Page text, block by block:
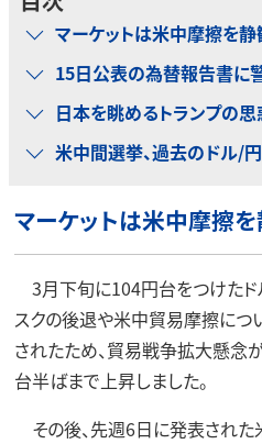
マーケットは米中摩擦を
15日公表の為替報告書に
日本を眺めるトランプの思
米中間選挙、過去のドル/
マーケットは米中摩擦
3月下旬に104円台をつけたド
スクの後退や米中貿易摩擦に
されたため、貿易戦争拡大懸念
台半ばまで上昇しました。
その後、先週6日に発表され